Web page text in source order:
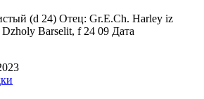
(d 24) Отец: Gr.E.Ch. Harley iz
Barselit, f 24 09 Дата